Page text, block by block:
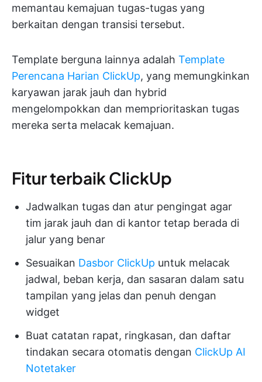
memantau kemajuan tugas-tugas yang
berkaitan dengan transisi tersebut.
Template berguna lainnya adalah Template
Perencana Harian ClickUp, yang memungkinkan
karyawan jarak jauh dan hybrid
mengelompokkan dan memprioritaskan tugas
mereka serta melacak kemajuan.
Fitur terbaik ClickUp
Jadwalkan tugas dan atur pengingat agar
tim jarak jauh dan di kantor tetap berada di
jalur yang benar
Sesuaikan Dasbor ClickUp untuk melacak
jadwal, beban kerja, dan sasaran dalam satu
tampilan yang jelas dan penuh dengan
widget
Buat catatan rapat, ringkasan, dan daftar
tindakan secara otomatis dengan ClickUp AI
Notetaker